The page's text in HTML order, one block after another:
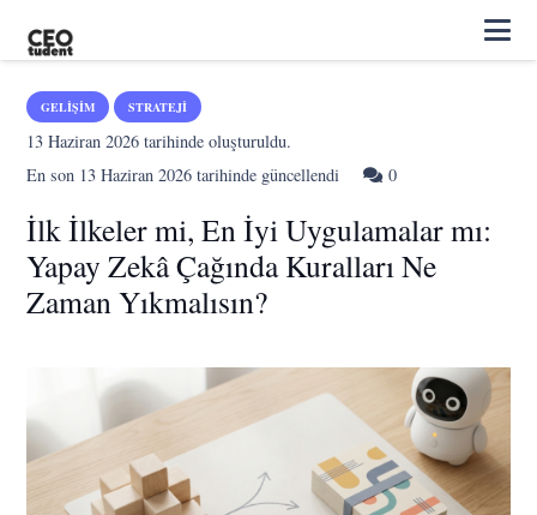
GELIŞIM STRATEJI
13 Haziran 2026 tarihinde oluşturuldu.
En son 13 Haziran 2026 tarihinde güncellendi 0
İlk İlkeler mi, En İyi Uygulamalar mı:
Yapay Zekâ Çağında Kuralları Ne
Zaman Yıkmalısın?